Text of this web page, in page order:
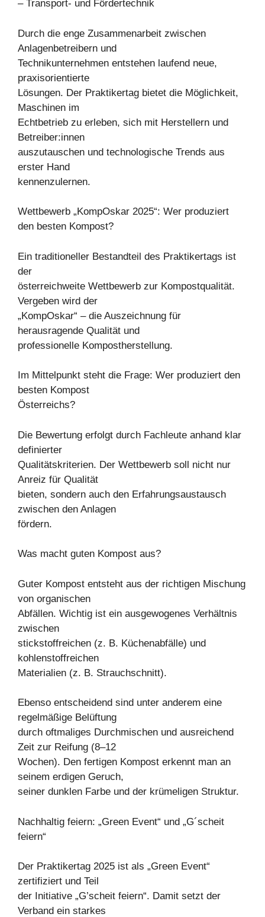
– Transport- und Fördertechnik
Durch die enge Zusammenarbeit zwischen
Anlagenbetreibern und
Technikunternehmen entstehen laufend neue,
praxisorientierte
Lösungen. Der Praktikertag bietet die Möglichkeit,
Maschinen im
Echtbetrieb zu erleben, sich mit Herstellern und
Betreiber:innen
auszutauschen und technologische Trends aus
erster Hand
kennenzulernen.
Wettbewerb „KompOskar 2025“: Wer produziert
den besten Kompost?
Ein traditioneller Bestandteil des Praktikertags ist
der
österreichweite Wettbewerb zur Kompostqualität.
Vergeben wird der
„KompOskar“ – die Auszeichnung für
herausragende Qualität und
professionelle Kompostherstellung.
Im Mittelpunkt steht die Frage: Wer produziert den
besten Kompost
Österreichs?
Die Bewertung erfolgt durch Fachleute anhand klar
definierter
Qualitätskriterien. Der Wettbewerb soll nicht nur
Anreiz für Qualität
bieten, sondern auch den Erfahrungsaustausch
zwischen den Anlagen
fördern.
Was macht guten Kompost aus?
Guter Kompost entsteht aus der richtigen Mischung
von organischen
Abfällen. Wichtig ist ein ausgewogenes Verhältnis
zwischen
stickstoffreichen (z. B. Küchenabfälle) und
kohlenstoffreichen
Materialien (z. B. Strauchschnitt).
Ebenso entscheidend sind unter anderem eine
regelmäßige Belüftung
durch oftmaliges Durchmischen und ausreichend
Zeit zur Reifung (8–12
Wochen). Den fertigen Kompost erkennt man an
seinem erdigen Geruch,
seiner dunklen Farbe und der krümeligen Struktur.
Nachhaltig feiern: „Green Event“ und „G´scheit
feiern“
Der Praktikertag 2025 ist als „Green Event“
zertifiziert und Teil
der Initiative „G’scheit feiern“. Damit setzt der
Verband ein starkes